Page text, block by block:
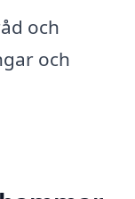
och
och